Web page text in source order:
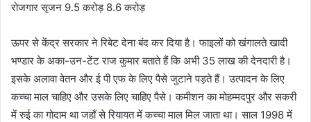
रोजगार सृजन 9.5 करोड़ 8.6 करोड़
ऊपर से केंद्र सरकार ने रिबेट देना बंद कर दिया है। फाइलों को खंगालते खादी
भण्डार के अका-उन-टेंट राज कुमार बताते हैं कि अभी 35 लाख की देनदारी है।
इसके अलावा वेतन और ई पी एफ के लिए पैसे जुटाने पड़ते हैं। उत्पादन के लिए
कच्चा माल चाहिए और उसके लिए चाहिए पैसे। कमीशन का मोहम्मदपुर और सकरी
में रुई का गोदाम था जहाँ से रियायत में कच्चा माल मिल जाता था। साल 1998 में